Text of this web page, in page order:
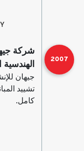
2007
شركة
جيهان
تشييد
كامل.